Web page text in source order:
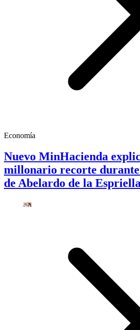
Economía
Nuevo MinHacienda
millonario recorte
de Abelardo de la Espriella